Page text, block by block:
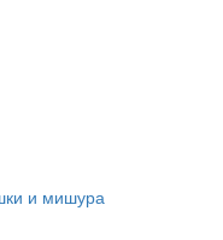
и мишура